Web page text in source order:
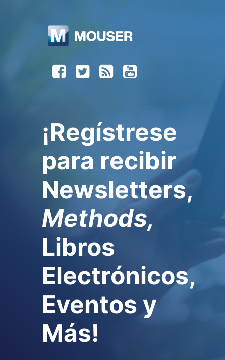
¡Regístrese
para recibir
Newsletters,
Methods,
Libros
Electrónicos,
Eventos y
Más!